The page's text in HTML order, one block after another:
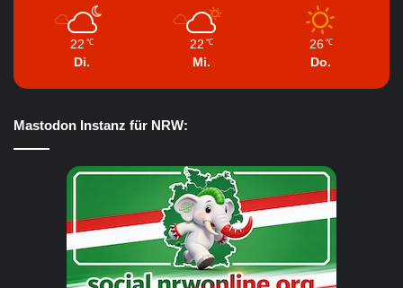
22 ℃
Di.
22 ℃
Mi.
26 ℃
Do.
Mastodon Instanz für NRW: